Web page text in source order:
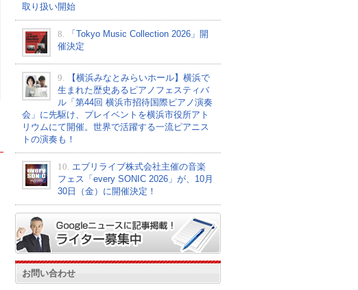
取り扱い開始
8.
「Tokyo Music Collection 2026」開
催決定
9.
【横浜みなとみらいホール】横浜で
生まれた歴史あるピアノフェスティバ
ル「第44回 横浜市招待国際ピアノ演奏
会」に先駆け、プレイベントを横浜市役所アト
リウムにて開催。世界で活躍する一流ピアニス
トの演奏も！
10. エブリライブ株式会社主催の音楽
フェス「every SONIC 2026」が、10月
30日（金）に開催決定！
お問い合わせ